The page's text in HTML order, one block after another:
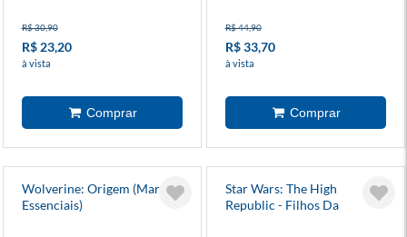
R$ 30,90
R$ 23,20
à vista
R$ 44,90
R$ 33,70
à vista
Wolverine: Origem (Marvel
Essenciais)
Star Wars: The High
Republic - Filhos Da